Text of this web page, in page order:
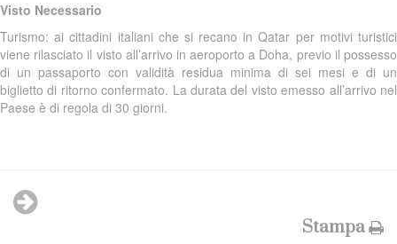
Visto Necessario
Turismo: ai cittadini italiani che si recano in Qatar per motivi turistici
viene rilasciato il visto all’arrivo in aeroporto a Doha, previo il possesso
di un passaporto con validità residua minima di sei mesi e di un
biglietto di ritorno confermato. La durata del visto emesso all’arrivo nel
Paese è di regola di 30 giorni.
Stampa